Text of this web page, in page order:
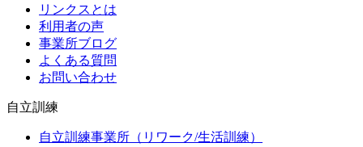
リンクスとは
利用者の声
事業所ブログ
よくある質問
お問い合わせ
自立訓練
自立訓練事業所（リワーク/生活訓練）